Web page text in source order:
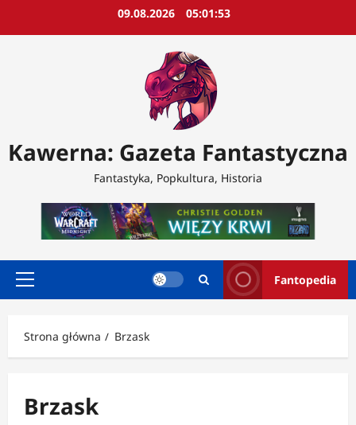
09.08.2026 05:01:54
Kawerna: Gazeta Fantastyczna
Fantastyka, Popkultura, Historia
Menu
Fantopedia
Strona główna Brzask
Brzask